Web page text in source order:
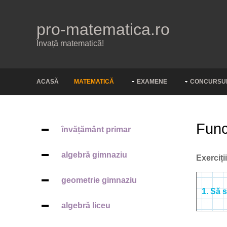
pro-matematica.ro
Învață matematică!
ACASĂ MATEMATICĂ EXAMENE
învățământ primar
algebră gimnaziu
geometrie gimnaziu
algebră liceu
1. Să